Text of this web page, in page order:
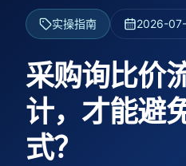
实操指南 2026-
采购询比价
计，才能避
式？